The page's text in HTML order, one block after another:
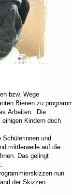
bzw. Wege
Bienen zu
Arbeiten. Die
Kindern doch
Schülerinnen und
mittlerweile auf die
Das gelingt
nun
der Skizzen